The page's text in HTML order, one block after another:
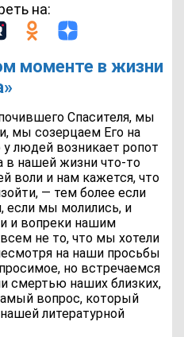
на:
моменте в жизни
Спасителя, мы
мы созерцаем Его на
людей возникает ропот
в нашей жизни что-то
воли и нам кажется, что
— тем более если
если мы молились, и
и вопреки нашим
не то, что мы хотели
на наши просьбы
но встречаемся
смертью наших близких,
вопрос, который
литературной